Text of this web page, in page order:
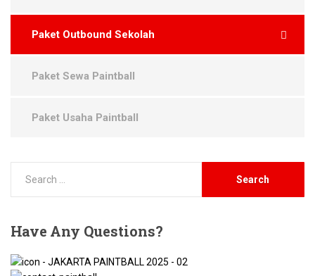
Paket Outbound Sekolah
Paket Sewa Paintball
Paket Usaha Paintball
HaveAny Questions?